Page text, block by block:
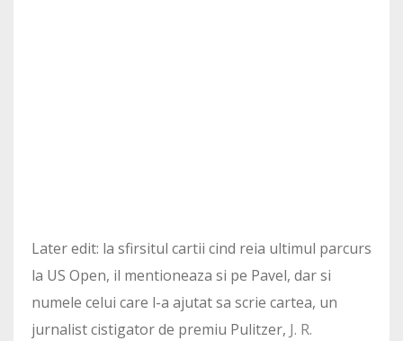
Later edit: la sfirsitul cartii cind reia ultimul parcurs
la US Open, il mentioneaza si pe Pavel, dar si
numele celui care l-a ajutat sa scrie cartea, un
jurnalist cistigator de premiu Pulitzer, J. R.